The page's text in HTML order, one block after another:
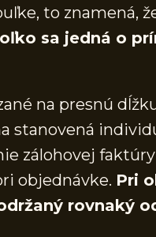
to znamená,
sa jedná o
na presnú
stanovená
zálohovej
objednávke. Pri
rovnaký